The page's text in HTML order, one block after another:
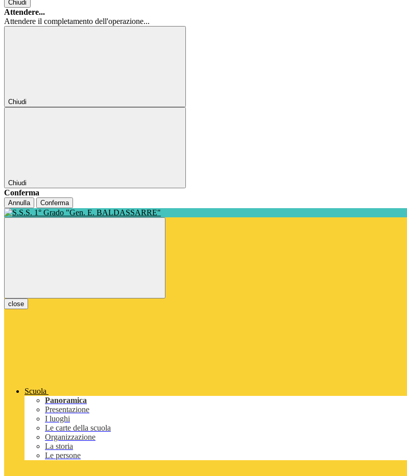
Chiudi
Attendere...
Attendere il completamento dell'operazione...
Chiudi
Chiudi
Conferma
Annulla Conferma
close
Scuola
Panoramica
Presentazione
I luoghi
Le carte della scuola
Organizzazione
La storia
Le persone